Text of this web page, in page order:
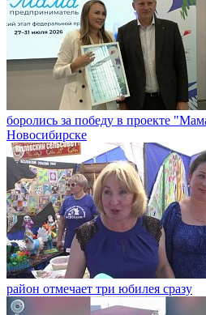
боролись за победу в проекте
Новосибирске
район отмечает три юбилея сразу